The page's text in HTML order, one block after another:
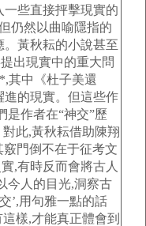
些直接抨擊現實的
仍然以曲喻隱指的
黃秋耘的小說甚至
出現實中的重大問
其中《杜子美還
進的現實。但這些作
是作者在“神交”歷
此,黃秋耘借助陳翔
門倒不在于征考文
,有時反而會將古人
今人的目光,洞察古
’,用句雅一點的話
樣,才能真正體會到